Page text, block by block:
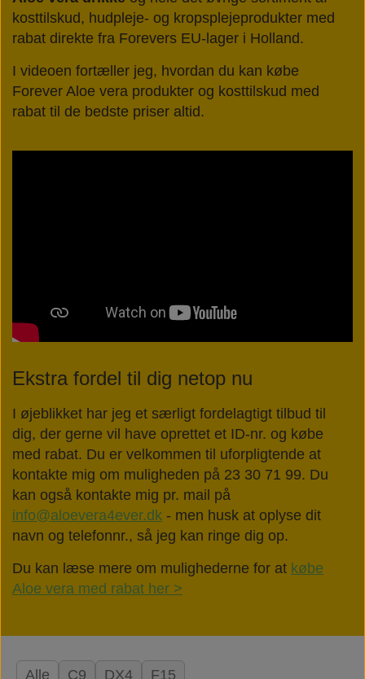
kosttilskud, hudpleje- og kropsplejeprodukter med
rabat direkte fra Forevers EU-lager i Holland.
I videoen fortæller jeg, hvordan du kan købe
Forever Aloe vera produkter og kosttilskud med
rabat til de bedste priser altid.
Ekstra fordel til dig netop nu
I øjeblikket har jeg et særligt fordelagtigt tilbud til
dig, der gerne vil have oprettet et ID-nr. og købe
med rabat. Du er velkommen til uforpligtende at
kontakte mig om muligheden på 23 30 71 99. Du
kan også kontakte mig pr. mail på
info@aloevera4ever.dk - men husk at oplyse dit
navn og telefonnr., så jeg kan ringe dig op.
Du kan læse mere om mulighederne for at købe
Aloe vera med rabat her >
Alle C9 DX4 F15